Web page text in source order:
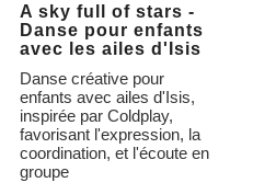
A sky full of stars -
Danse pour enfants
avec les ailes d'Isis
Danse créative pour
enfants avec ailes d'Isis,
inspirée par Coldplay,
favorisant l'expression, la
coordination, et l'écoute en
groupe